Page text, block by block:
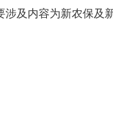
内容为新农保及